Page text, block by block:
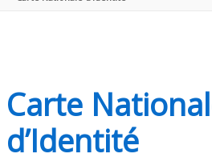
Carte
d’Identité